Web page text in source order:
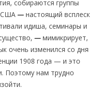
собираются группы
США — настоящий всплеск
идиша, семинары и
— мимикрирует,
очень изменился со дня
1908 года — и это
Поэтому нам трудно